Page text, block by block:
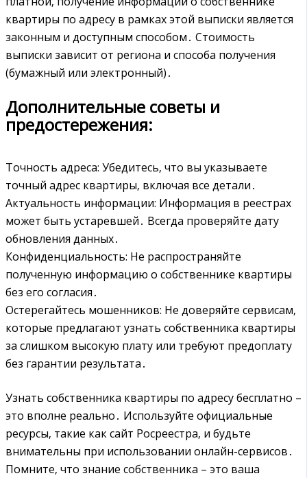
квартиры по адресу в рамках этой выписки является
законным и доступным способом․ Стоимость
выписки зависит от региона и способа получения
(бумажный или электронный)․
Дополнительные советы и
предостережения:
Точность адреса: Убедитесь‚ что вы указываете
точный адрес квартиры‚ включая все детали․
Актуальность информации: Информация в реестрах
может быть устаревшей․ Всегда проверяйте дату
обновления данных․
Конфиденциальность: Не распространяйте
полученную информацию о собственнике квартиры
без его согласия․
Остерегайтесь мошенников: Не доверяйте сервисам‚
которые предлагают узнать собственника квартиры
за слишком высокую плату или требуют предоплату
без гарантии результата․
Узнать собственника квартиры по адресу бесплатно –
это вполне реально․ Используйте официальные
ресурсы‚ такие как сайт Росреестра‚ и будьте
внимательны при использовании онлайн-сервисов․
Помните‚ что знание собственника – это ваша